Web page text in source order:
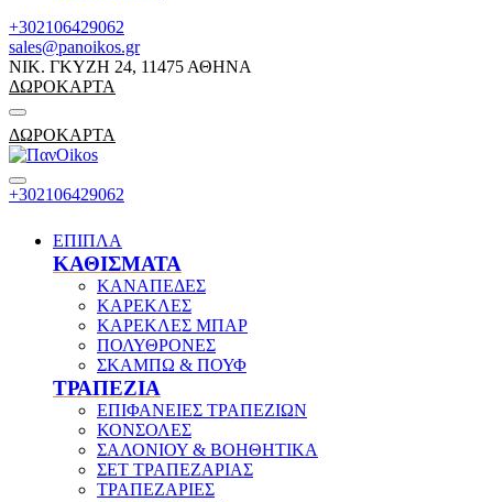
+302106429062
sales@panoikos.gr
ΝΙΚ. ΓΚΥΖΗ 24, 11475 ΑΘΗΝΑ
ΔΩΡΟΚΑΡΤΑ
ΔΩΡΟΚΑΡΤΑ
+302106429062
ΕΠΙΠΛΑ
ΚΑΘΙΣΜΑΤΑ
ΚΑΝΑΠΕΔΕΣ
ΚΑΡΕΚΛΕΣ
ΚΑΡΕΚΛΕΣ ΜΠΑΡ
ΠΟΛΥΘΡΟΝΕΣ
ΣΚΑΜΠΩ & ΠΟΥΦ
ΤΡΑΠΕΖΙΑ
ΕΠΙΦΑΝΕΙΕΣ ΤΡΑΠΕΖΙΩΝ
ΚΟΝΣΟΛΕΣ
ΣΑΛΟΝΙΟΥ & ΒΟΗΘΗΤΙΚΑ
ΣΕΤ ΤΡΑΠΕΖΑΡΙΑΣ
ΤΡΑΠΕΖΑΡΙΕΣ